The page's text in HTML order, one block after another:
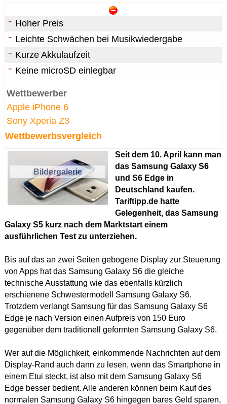
Hoher Preis
Leichte Schwächen bei Musikwiedergabe
Kurze Akkulaufzeit
Keine microSD einlegbar
Wettbewerber
Apple iPhone 6
Sony Xperia Z3
Wettbewerbsvergleich
Bildergalerie
Seit dem 10. April kann man
das Samsung Galaxy S6
und S6 Edge in
Deutschland kaufen.
Tariftipp.de hatte
Gelegenheit, das Samsung
Galaxy S5 kurz nach dem Marktstart einem
ausführlichen Test zu unterziehen.
Bis auf das an zwei Seiten gebogene Display zur Steuerung
von Apps hat das Samsung Galaxy S6 die gleiche
technische Ausstattung wie das ebenfalls kürzlich
erschienene Schwestermodell Samsung Galaxy S6.
Trotzdem verlangt Samsung für das Samsung Galaxy S6
Edge je nach Version einen Aufpreis von 150 Euro
gegenüber dem traditionell geformten Samsung Galaxy S6.
Wer auf die Möglichkeit, einkommende Nachrichten auf dem
Display-Rand auch dann zu lesen, wenn das Smartphone in
einem Etui steckt, ist also mit dem Samsung Galaxy S6
Edge besser bedient. Alle anderen können beim Kauf des
normalen Samsung Galaxy S6 hingegen bares Geld sparen,